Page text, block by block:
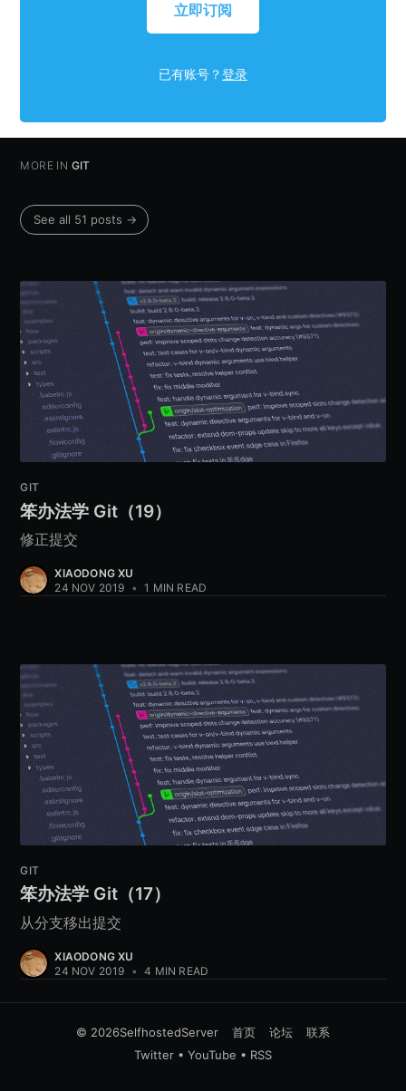
立即订阅
已有账号？登录
MORE IN GIT
See all 51 posts →
GIT
笨办法学 Git（19）
修正提交
XIAODONG XU
24 NOV 2019 • 1 MIN READ
GIT
笨办法学 Git（17）
从分支移出提交
XIAODONG XU
24 NOV 2019 • 4 MIN READ
© 2026SelfhostedServer 首页 论坛
联系
Twitter • YouTube • RSS